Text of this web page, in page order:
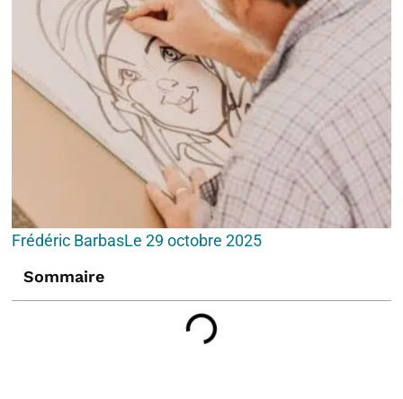
Frédéric BarbasLe 29 octobre 2025
Sommaire